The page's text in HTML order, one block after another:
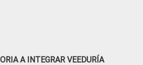
A INTEGRAR VEEDURÍA